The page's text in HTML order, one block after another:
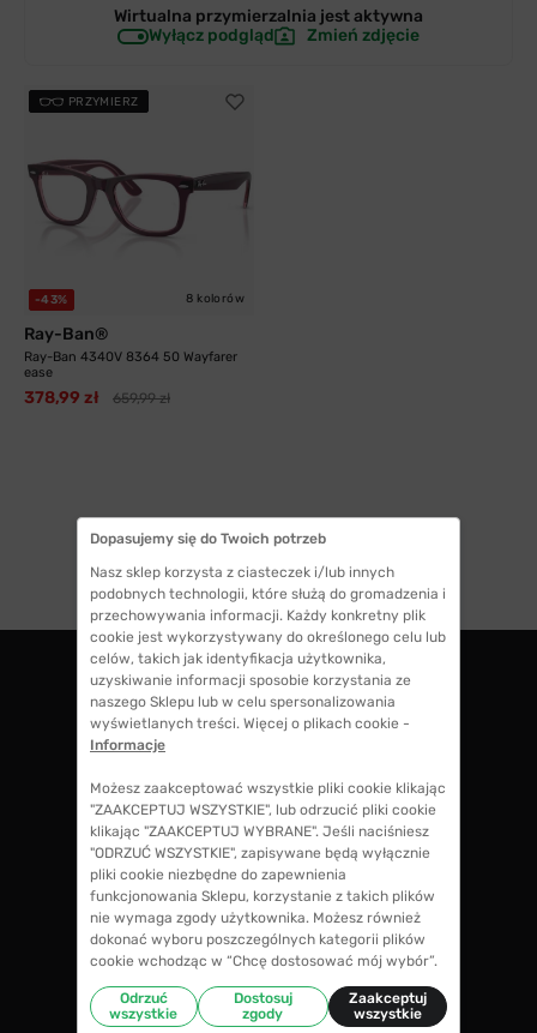
Wirtualna przymierzalnia jestaktywna
Wyłącz podgląd
Zmień zdjęcie
PRZYMIERZ
-43% 8 kolorów
Ray-Ban®
Ray-Ban 4340V 8364 50 Wayfarer
ease
378,99 zł 659,99 zł
1
ZWROTY DO 14 DNI
masz 14 dni na decyzję czy chcesz zostawić
GWARANCJA 100% ZWROTU
jeśli zakup Ci nie odpowiada zwrócimy 100%
kosztów przy zakupie okularów, także koszty
soczewek okularowych!
CENY NIŻSZE NIŻ W SALONIE
w porównaniu ze średnimi cenami okularów w
Dopasujemy się do Twoich potrzeb
Nasz sklep korzysta z ciasteczek i/lub innych
podobnych technologii, które służą do gromadzenia i
przechowywania informacji. Każdy konkretny plik
cookie jest wykorzystywany do określonego celu lub
celów, takich jak identyfikacja użytkownika,
uzyskiwanie informacji sposobie korzystania ze
naszego Sklepu lub w celu spersonalizowania
wyświetlanych treści. Więcej o plikach cookie -
Informacje
Możesz zaakceptować wszystkie pliki cookie klikając
"ZAAKCEPTUJ WSZYSTKIE", lub odrzucić pliki cookie
klikając "ZAAKCEPTUJ WYBRANE". Jeśli naciśniesz
"ODRZUĆ WSZYSTKIE", zapisywane będą wyłącznie
pliki cookie niezbędne do zapewnienia
funkcjonowania Sklepu, korzystanie z takich plików
nie wymaga zgody użytkownika. Możesz również
dokonać wyboru poszczególnych kategorii plików
cookie wchodząc w “Chcę dostosować mój wybór”.
Odrzuć
wszystkie
Dostosuj
zgody
Zaakceptuj
wszystkie